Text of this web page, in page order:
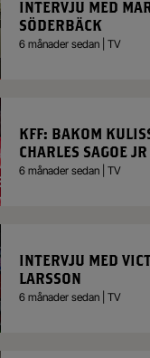
INTERVJU MED
SÖDERBÄCK
6 månader sedan | TV
KFF: BAKOM
CHARLES SAGOE JR
6 månader sedan | TV
INTERVJU MED
LARSSON
6 månader sedan | TV